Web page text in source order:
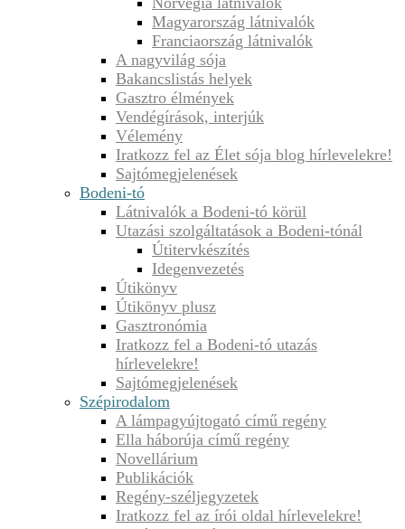
Magyarország látnivalók
Franciaország látnivalók
A nagyvilág sója
Bakancslistás helyek
Gasztro élmények
Vendégírások, interjúk
Vélemény
Iratkozz fel az Élet sója blog hírlevelekre!
Sajtómegjelenések
Bodeni-tó
Látnivalók a Bodeni-tó körül
Utazási szolgáltatások a Bodeni-tónál
Útitervkészítés
Idegenvezetés
Útikönyv
Útikönyv plusz
Gasztronómia
Iratkozz fel a Bodeni-tó utazás
hírlevelekre!
Sajtómegjelenések
Szépirodalom
A lámpagyújtogató című regény
Ella háborúja című regény
Novellárium
Publikációk
Regény-széljegyzetek
Iratkozz fel az írói oldal hírlevelekre!